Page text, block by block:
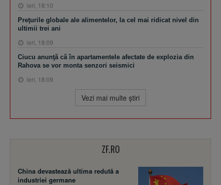
ieri, 18:10
Preţurile globale ale alimentelor, la cel mai ridicat nivel din
ultimii trei ani
ieri, 18:09
Ciucu anunţă că în apartamentele afectate de explozia din
Rahova se vor monta senzori seismici
ieri, 18:09
Vezi mai multe ştiri
ZF.RO
China devastează ultima redută a
industriei germane